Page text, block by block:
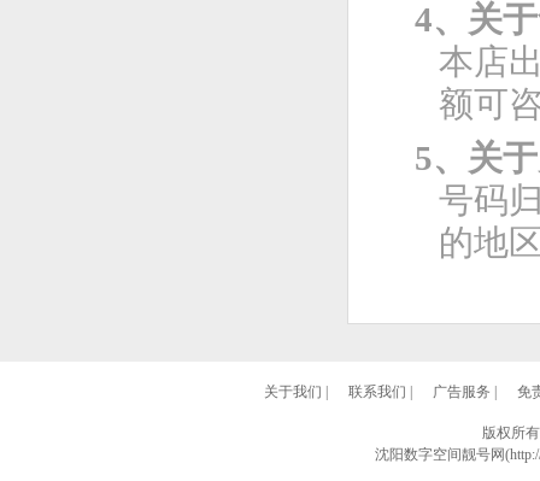
4、关
本店
额可
5、关
号码
的地
关于我们 联系我们 广告服务 免
版权所
沈阳数字空间靓号网